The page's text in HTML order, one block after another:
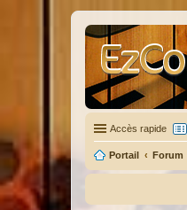
Accès rapide
Portail Forum